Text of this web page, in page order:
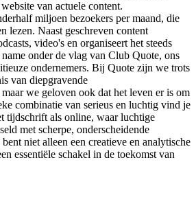
van actuele content.
miljoen bezoekers per maand, die
lezen. Naast geschreven content
video's en organiseert het steeds
onder de vlag van Club Quote, ons
ondernemers. Bij Quote zijn we trots
van diepgravende
we geloven ook dat het leven er is om
combinatie van serieus en luchtig vind je
tijdschrift als online, waar luchtige
met scherpe, onderscheidende
niet alleen een creatieve en analytische
essentiële schakel in de toekomst van